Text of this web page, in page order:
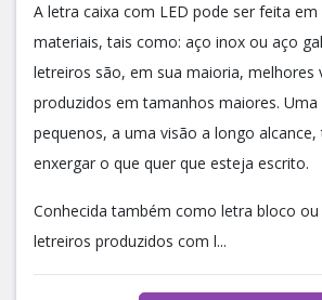
A letra caixa com LED pode ser feita em
materiais, tais como: aço inox ou aço
letreiros são, em sua maioria, melhores
produzidos em tamanhos maiores.
pequenos, a uma visão a longo
enxergar o que quer que esteja escrito.
Conhecida também como letra bloco ou
letreiros produzidos com l...